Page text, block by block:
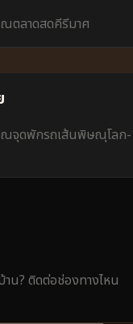
ณตลาดสดคีรีมาศ
ณจุดพักรถเส้นพิษณุโลก-
น? ติดต่อช่องทางไหน